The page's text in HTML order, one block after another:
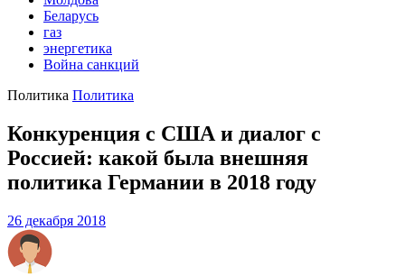
Беларусь
газ
энергетика
Война санкций
Политика Политика
Конкуренция с США и диалог с
Россией: какой была внешняя
политика Германии в 2018 году
26 декабря 2018